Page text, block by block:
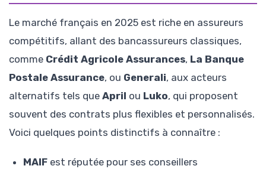
Le marché français en 2025 est riche en assureurs
compétitifs, allant des bancassureurs classiques,
comme Crédit Agricole Assurances, La Banque
Postale Assurance, ou Generali, aux acteurs
alternatifs tels que April ou Luko, qui proposent
souvent des contrats plus flexibles et personnalisés.
Voici quelques points distinctifs à connaître :
MAIF est réputée pour ses conseillers